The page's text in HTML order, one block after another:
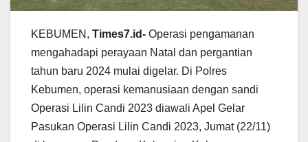
KEBUMEN, Times7.id- Operasi pengamanan
mengahadapi perayaan Natal dan pergantian
tahun baru 2024 mulai digelar. Di Polres
Kebumen, operasi kemanusiaan dengan sandi
Operasi Lilin Candi 2023 diawali Apel Gelar
Pasukan Operasi Lilin Candi 2023, Jumat (22/11)